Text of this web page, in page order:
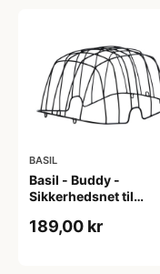
BASIL
Basil - Buddy -
Sikkerhedsnet til
Basil-20017
189,00 kr